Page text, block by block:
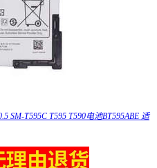
SM-T595C T595 T590电池BT595ABE 适